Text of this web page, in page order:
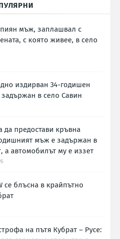
мъж, заплашвал с
с която живее, в село
издирван 34-годишен
в село Савин
да предостави кръвна
мъж е задържан в
а автомобилът му е иззет
се блъсна в крайпътно
на пътя Кубрат – Русе: